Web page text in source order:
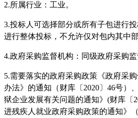
2.所属行业：工业。
3.投标人可选择部分或所有子包进行
进行整体投标，不允许仅对包内其中
4.政府采购监督机构：同级政府采购监
5.需要落实的政府采购政策《政府采
办法》的通知（财库〔2020〕46号）
狱企业发展有关问题的通知》(财库〔
进残疾人就业政府采购政策的通知》（